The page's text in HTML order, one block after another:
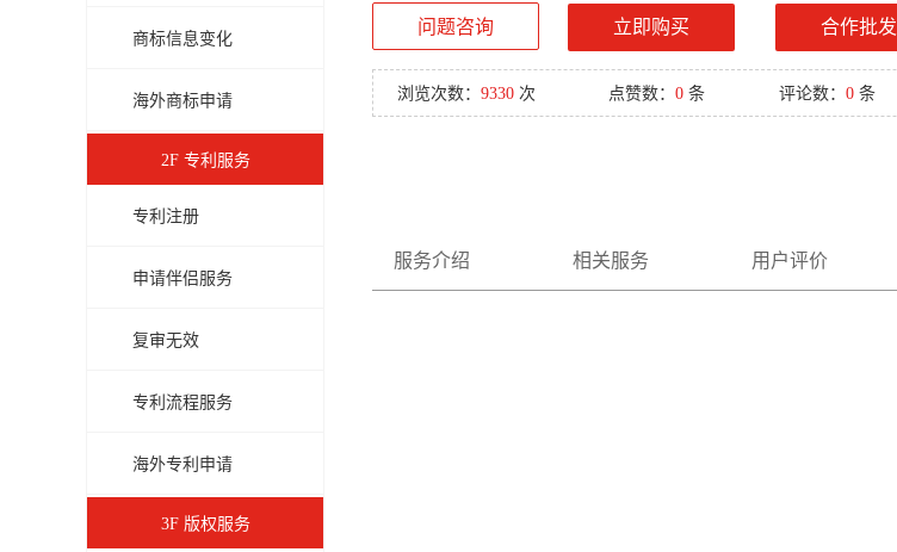
商标信息变化
海外商标申请
2F 专利服务
专利注册
申请伴侣服务
复审无效
专利流程服务
海外专利申请
3F 版权服务
问题咨询 立即购买 合作批发
浏览次数： 9330 次 点赞数：0 条 评论数： 0 条
服务介绍 相关服务 用户评价